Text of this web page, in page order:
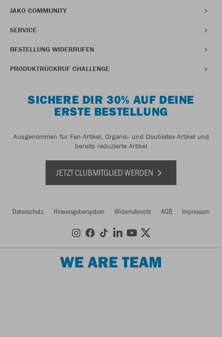
JAKO COMMUNITY
SERVICE
BESTELLUNG WIDERRUFEN
PRODUKTRÜCKRUF CHALLENGE
SICHERE DIR 30% AUF DEINE
ERSTE BESTELLUNG
Ausgenommen für Fan-Artikel, Organic- und Doubletex-Artikel und
bereits reduzierte Artikel
JETZT CLUBMITGLIED WERDEN
Datenschutz Hinweisgebersystem Widerrufsrecht AGB Impressum
WE ARE TEAM